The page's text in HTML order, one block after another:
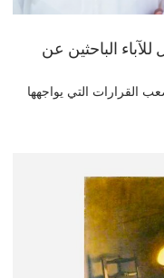
الباحثين عن
القرارات التي يواجهها